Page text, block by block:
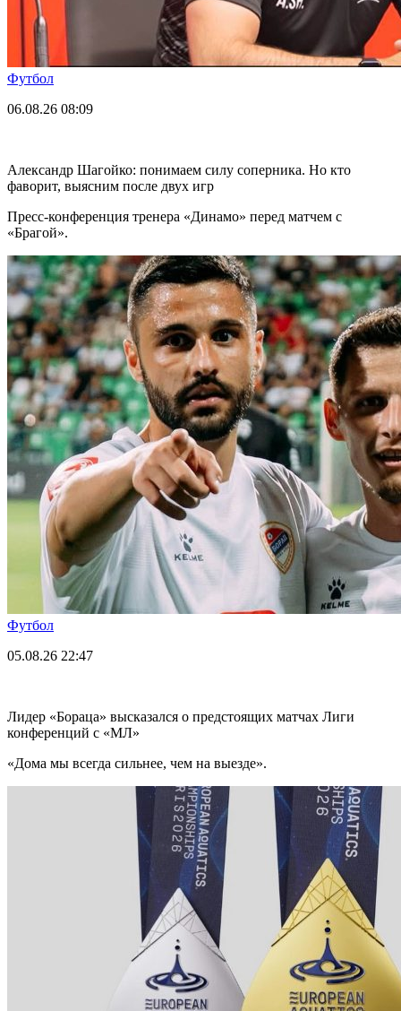
Футбол
06.08.26 08:09
Александр Шагойко: понимаем силу соперника. Но кто
фаворит, выясним после двух игр
Пресс-конференция тренера «Динамо» перед матчем с
«Брагой».
Футбол
05.08.26 22:47
Лидер «Бораца» высказался о предстоящих матчах Лиги
конференций с «МЛ»
«Дома мы всегда сильнее, чем на выезде».